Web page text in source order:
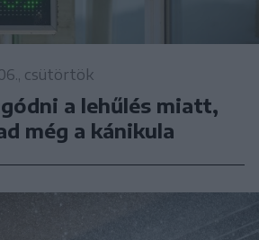
csütörtök
a lehűlés miatt,
még a kánikula